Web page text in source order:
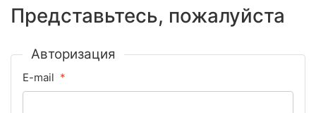
Представьтесь, пожалуйста
Авторизация
E-mail